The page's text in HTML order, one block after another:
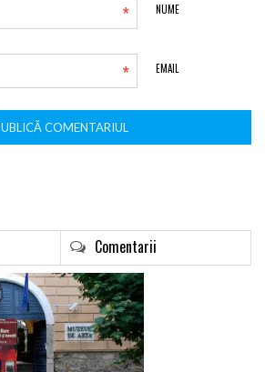
NUME
*
EMAIL
*
Comentarii